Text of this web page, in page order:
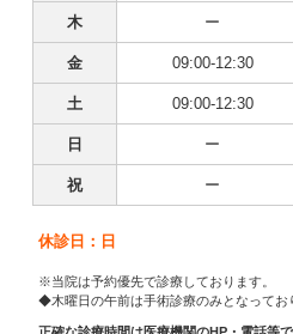
木 ー
金 09:00-12:30
土 09:00-12:30
日 ー
祝 ー
休診日：日
※当院は予約優先で診療しております。
◆木曜日の午前は手術診療のみとなってお